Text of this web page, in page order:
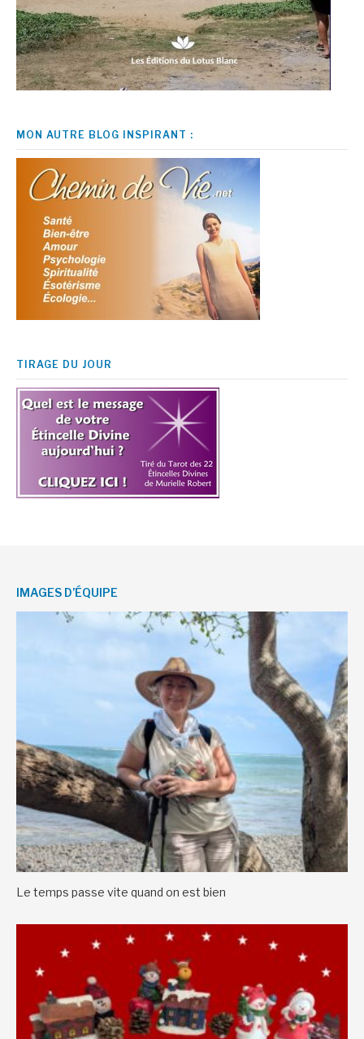
MON AUTRE BLOG INSPIRANT :
TIRAGE DU JOUR
IMAGES D’ÉQUIPE
Le temps passe vite quand on est bien